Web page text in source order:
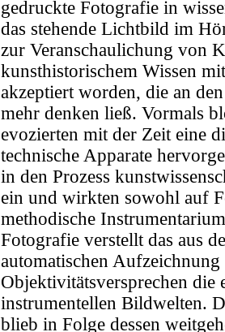
gedruckte Fotografie in
das stehende Lichtbild im
zur Veranschaulichung von
kunsthistorischem Wissen
akzeptiert worden, die an
mehr denken ließ. Vormals
evozierten mit der Zeit eine
technische Apparate
in den Prozess
ein und wirkten sowohl auf
methodische
Fotografie verstellt das aus
automatischen
Objektivitätsversprechen
instrumentellen Bildwelten.
blieb in Folge dessen